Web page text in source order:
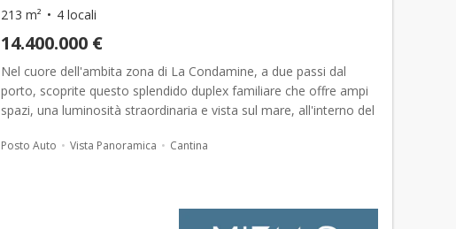
213 m² 4 locali
14.400.000 €
Nel cuore dell'ambita zona di La Condamine, a due passi dal
porto, scoprite questo splendido duplex familiare che offre ampi
spazi, una luminosità straordinaria e vista sul mare, all'interno del
Posto Auto Vista Panoramica Cantina